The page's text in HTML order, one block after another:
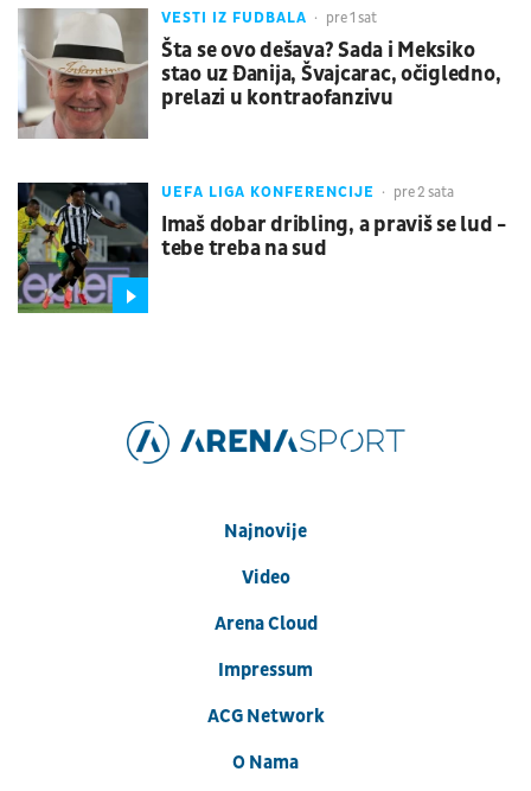
VESTI IZ FUDBALA pre 1 sat
Šta se ovo dešava? Sada i Meksiko
stao uz Đanija, Švajcarac, očigledno,
prelazi u kontraofanzivu
UEFA LIGA KONFERENCIJE pre 2 sata
Imaš dobar dribling, a praviš se lud -
tebe treba na sud
Najnovije
Video
Arena Cloud
Impressum
ACG Network
O Nama